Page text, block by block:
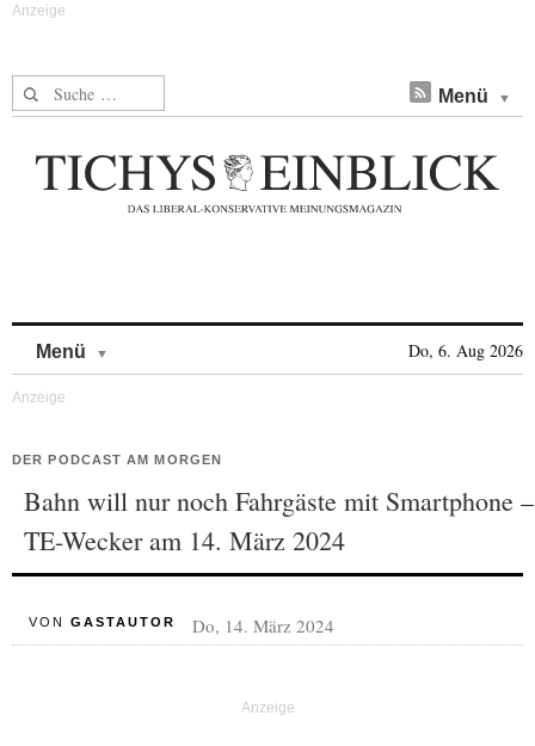
Suche nach: Menü
Menü Do, 6. Aug 2026
DER PODCAST AM MORGEN
Bahn will nur noch Fahrgäste mit Smartphone –
TE-Wecker am 14. März 2024
VON GASTAUTOR Do, 14. März 2024